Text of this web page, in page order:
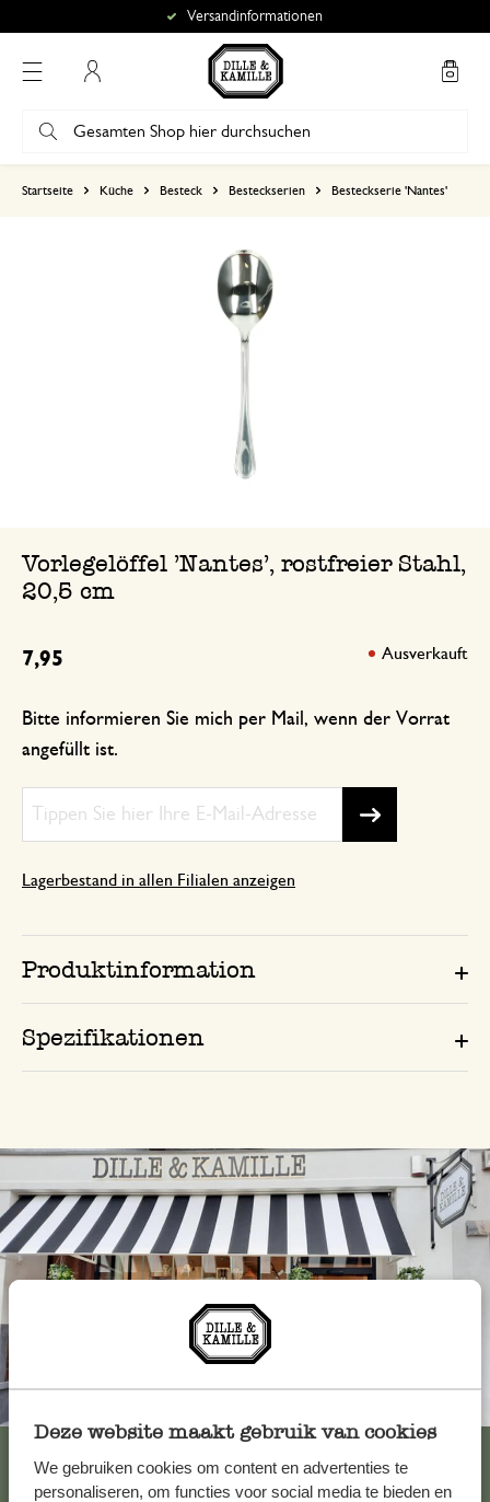
Deze website maakt gebruik van cookies
We gebruiken cookies om content en advertenties te
personaliseren, om functies voor social media te bieden en
Versandinformationen
Startseite Küche Besteck Besteckserien Besteckserie 'Nantes'
Vorlegelöffel 'Nantes', rostfreier Stahl,
20,5 cm
7,95
Bitte informieren Sie mich per Mail, wenn der Vorrat
angefüllt ist.
Ausverkauft
Lagerbestand in allen Filialen anzeigen
Produktinformation
Spezifikationen